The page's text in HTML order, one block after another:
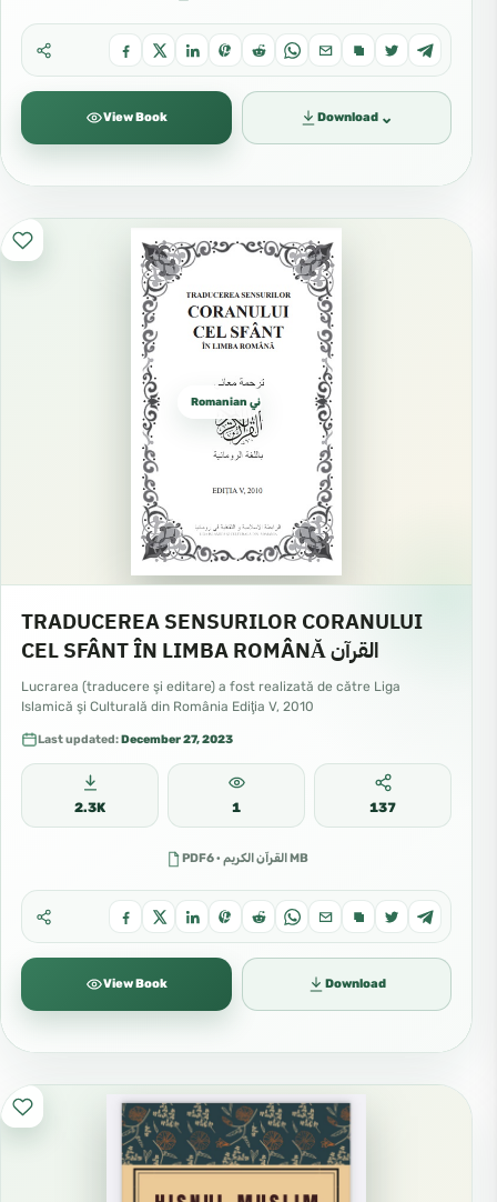
View Book Download ⌄
Romanian روماني
TRADUCEREA SENSURILOR CORANULUI
CEL SFÂNT ÎN LIMBA ROMÂNĂ القرآن
Lucrarea (traducere şi editare) a fost realizată de către Liga
Islamică şi Culturală din România Ediţia V, 2010
Last updated:December 27, 2023
2.3K 1 137
PDFالقرآن الكريم · 6 MB
View Book Download